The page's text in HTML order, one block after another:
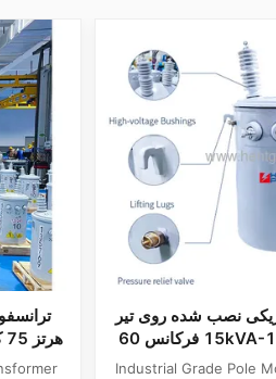
نصب شده روی تیر
با درجه صنعتی 15kVA-100kVA فرکانس 60
Industrial Grade Pole